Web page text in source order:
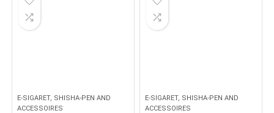
E-SIGARET, SHISHA-PEN AND
ACCESSOIRES
E-SIGARET, SHISHA-PEN AND
ACCESSOIRES